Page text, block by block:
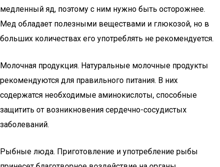
медленный яд, поэтому с ним нужно быть осторожнее.
Мед обладает полезными веществами и глюкозой, но в
больших количествах его употреблять не рекомендуется.
Молочная продукция. Натуральные молочные продукты
рекомендуются для правильного питания. В них
содержатся необходимые аминокислоты, способные
защитить от возникновения сердечно-сосудистых
заболеваний.
Рыбные люда. Приготовление и употребление рыбы